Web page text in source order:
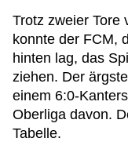
Trotz zweier Tore
konnte der FCM,
hinten lag, das
ziehen. Der
einem 6:0-
Oberliga davon.
Tabelle.